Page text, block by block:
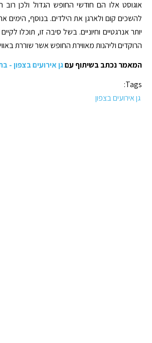
אוגוסט אלו הם חודשי החופש הגדול ולכן רוב
להשכים קום ולארגן את הילדים. בנוסף, הימים
יותר אנרגטיים וחיוניים. בשל סיבה זו, תוכלו
הרוקדים וליהנות מאווירת החופש אשר שוררת
המאמר נכתב בשיתוף עםגן אירועים בצפון -
Tags:
גן אירועים בצפון